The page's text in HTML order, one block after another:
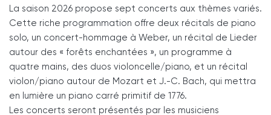
La saison 2026 propose sept concerts aux thèmes variés.
Cette riche programmation offre deux récitals de piano
solo, un concert-hommage à Weber, un récital de Lieder
autour des « forêts enchantées », un programme à
quatre mains, des duos violoncelle/piano, et un récital
violon/piano autour de Mozart et J.-C. Bach, qui mettra
en lumière un piano carré primitif de 1776.
Les concerts seront présentés par les musiciens